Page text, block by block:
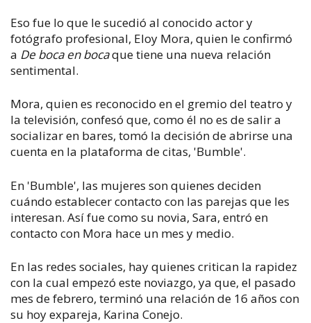
Eso fue lo que le sucedió al conocido actor y
fotógrafo profesional, Eloy Mora, quien le confirmó
a De boca en bocaque tiene una nueva relación
sentimental.
Mora, quien es reconocido en el gremio del teatro y
la televisión, confesó que, como él no es de salir a
socializar en bares, tomó la decisión de abrirse una
cuenta en la plataforma de citas, 'Bumble'.
En 'Bumble', las mujeres son quienes deciden
cuándo establecer contacto con las parejas que les
interesan. Así fue como su novia, Sara, entró en
contacto con Mora hace un mes y medio.
En las redes sociales, hay quienes critican la rapidez
con la cual empezó este noviazgo, ya que, el pasado
mes de febrero, terminó una relación de 16 años con
su hoy expareja, Karina Conejo.